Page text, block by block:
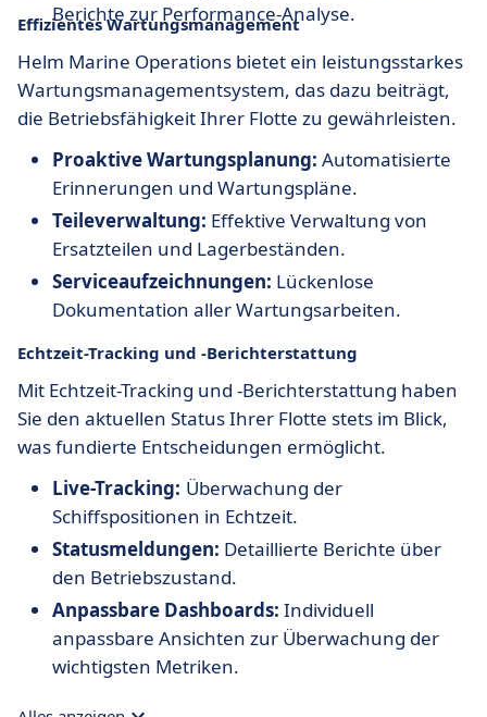
Berichte zur Performance-Analyse.
Effizientes Wartungsmanagement
Helm Marine Operations bietet ein leistungsstarkes
Wartungsmanagementsystem, das dazu beiträgt,
die Betriebsfähigkeit Ihrer Flotte zu gewährleisten.
Proaktive Wartungsplanung: Automatisierte
Erinnerungen und Wartungspläne.
Teileverwaltung: Effektive Verwaltung von
Ersatzteilen und Lagerbeständen.
Serviceaufzeichnungen: Lückenlose
Dokumentation aller Wartungsarbeiten.
Echtzeit-Tracking und -Berichterstattung
Mit Echtzeit-Tracking und -Berichterstattung haben
Sie den aktuellen Status Ihrer Flotte stets im Blick,
was fundierte Entscheidungen ermöglicht.
Live-Tracking: Überwachung der
Schiffspositionen in Echtzeit.
Statusmeldungen: Detaillierte Berichte über
den Betriebszustand.
Anpassbare Dashboards: Individuell
anpassbare Ansichten zur Überwachung der
wichtigsten Metriken.